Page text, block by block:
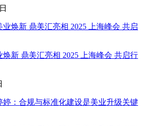
新 鼎美汇亮相 2025 上海峰会 共启行